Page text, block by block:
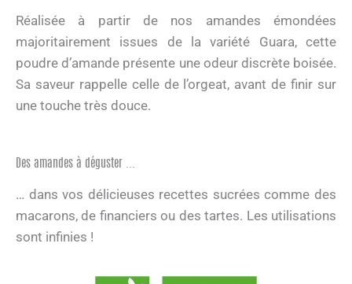
Réalisée à partir de nos amandes émondées
majoritairement issues de la variété Guara, cette
poudre d’amande présente une odeur discrète boisée.
Sa saveur rappelle celle de l’orgeat, avant de finir sur
une touche très douce.
Des amandes à déguster ...
… dans vos délicieuses recettes sucrées comme des
macarons, de financiers ou des tartes. Les utilisations
sont infinies !